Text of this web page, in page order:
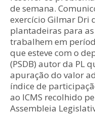
de semana.
exercício Gilmar Dri
plantadeiras para
trabalhem em
que esteve com o
(PSDB) autor da PL
apuração do valor
índice de
ao ICMS recolhido
Assembleia